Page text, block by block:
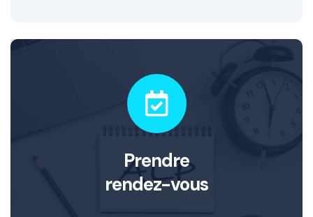
Prendre
rendez-vous